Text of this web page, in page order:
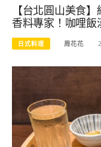
【台北圓山美食
香料專家！咖哩飯
日式料理 周花花